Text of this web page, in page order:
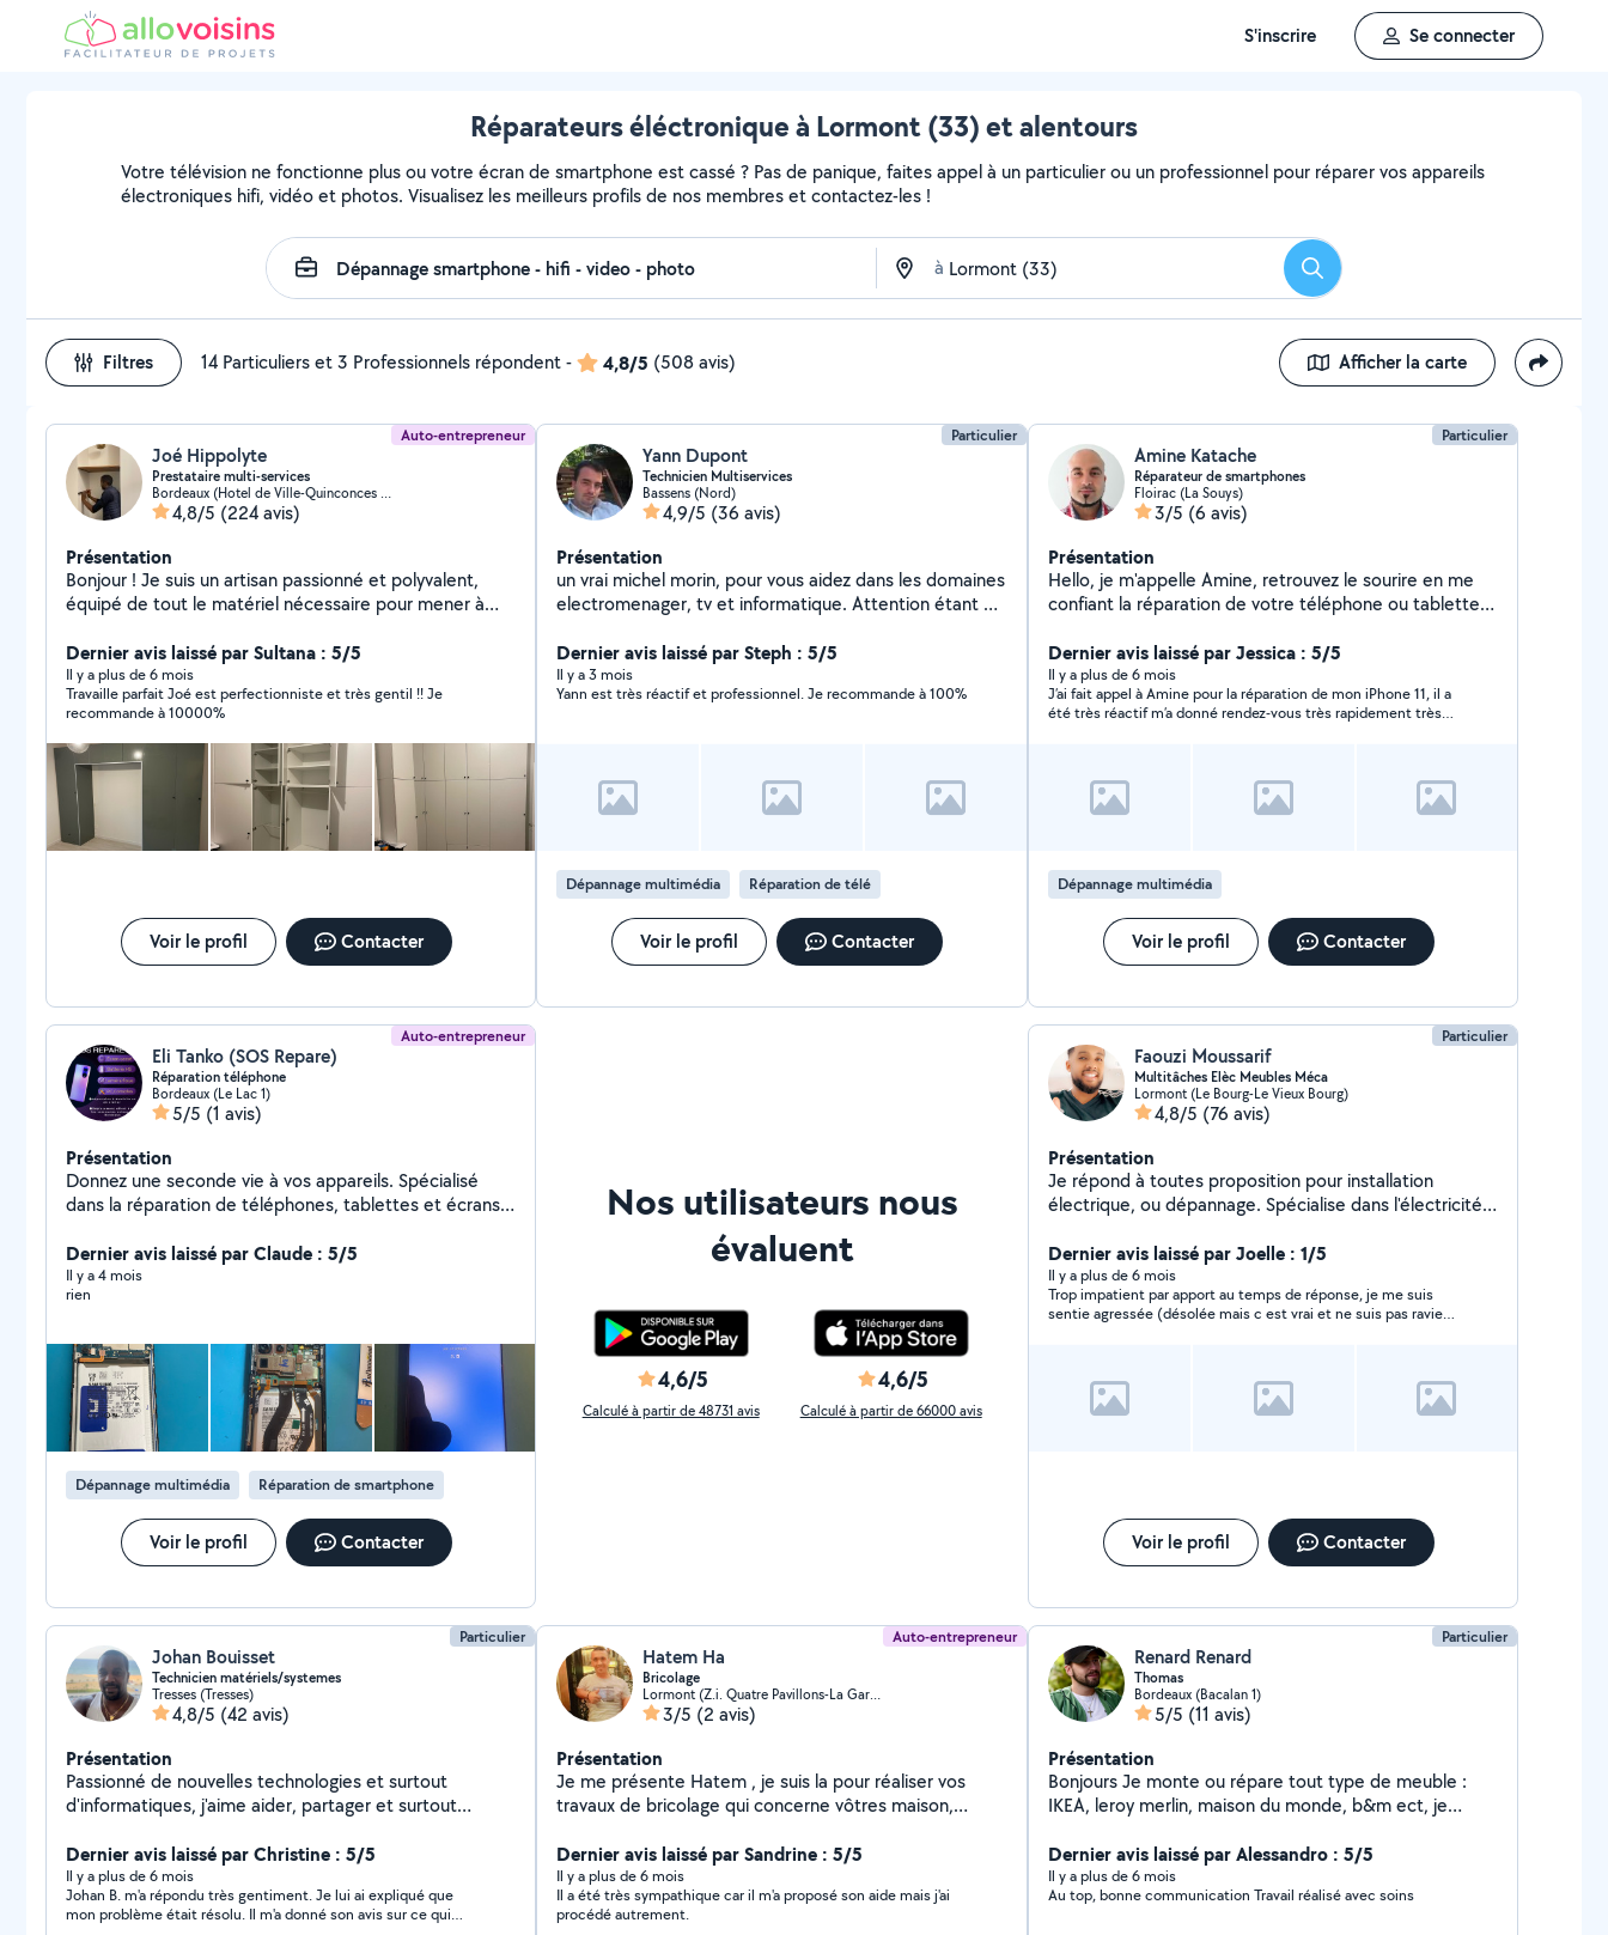
S'inscrire Se connecter
Réparateurs éléctronique à Lormont (33) et alentours
Votre télévision ne fonctionne plus ou votre écran de smartphone est cassé ? Pas de panique, faites appel à un particulier ou un professionnel pour réparer vos appareils
électroniques hifi, vidéo et photos. Visualisez les meilleurs profils de nos membres et contactez-les !
à Rechercher
Filtres 14 Particuliers et 3 Professionnels répondent- 4,8/5 (508 avis) Afficher la carte
Auto-entrepreneur
Joé Hippolyte
Prestataire multi-services
Bordeaux (Hotel de Ville-Quinconces 4)
4,8/5 (224 avis)
Présentation
Bonjour ! Je suis un artisan passionné et polyvalent,
équipé de tout le matériel nécessaire pour mener à
aménagement. Rigoureux et fiable, je m'engage à vous
fournir un travail soigné et rapide, en respectant vos
attentes. Voici quelques-unes de mes compétences
clés : Montage de dressings sur mesure Pose complète
de cuisines Raccordement d'électroménager Montage
de meubles en kit Plomberie Pose de luminaires
Bricolage divers Jardinage Déménagement Disponible
et à l'écoute, je suis là pour vous accompagner de A à
Z, quel que soit le chantier, du plus simple au plus
Dernier avis laissé par Sultana : 5/5
Il y a plus de 6 mois
Travaille parfait Joé est perfectionniste et très gentil !! Je
recommande à 10000%
Voir le profil Contacter
Particulier
Yann Dupont
Technicien Multiservices
Bassens (Nord)
4,9/5 (36 avis)
Présentation
un vrai michel morin, pour vous aidez dans les domaines
electromenager, tv et informatique. Attention étant un
car je suis bloqué à 4 réponse par mois. Bien
cordialement. Laisser votre numéro sur votre demande
privée afin que je puisse vous contacter
Dernier avis laissé par Steph : 5/5
Il y a 3 mois
Yann est très réactif et professionnel. Je recommande à 100%
Dépannage multimédia Réparation de télé
Voir le profil Contacter
Particulier
Amine Katache
Réparateur de smartphones
Floirac (La Souys)
3/5 (6 avis)
Présentation
Hello, je m'appelle Amine, retrouvez le sourire en me
confiant la réparation de votre téléphone ou tablette
dans une boutique de réparation en région parisienne,
je prends en charge et redonne vie à tout type de
panne sur toutes marques. N'hésitez pas à me
contacter pour une estimation gratuite.
Dernier avis laissé par Jessica : 5/5
Il y a plus de 6 mois
J’ai fait appel à Amine pour la réparation de mon iPhone 11, il a
été très réactif m’a donné rendez-vous très rapidement très
Dépannage multimédia
Voir le profil Contacter
Auto-entrepreneur
Eli Tanko (SOS Repare)
Réparation téléphone
Bordeaux (Le Lac 1)
5/5 (1 avis)
Présentation
Donnez une seconde vie à vos appareils. Spécialisé
dans la réparation de téléphones, tablettes et écrans
pannes : écran cassé, batterie usée ou
dysfonctionnement technique. Mon objectif est simple
: vous offrir une réparation fiable, rapide et
équipements.
Dernier avis laissé par Claude : 5/5
Il y a 4 mois
rien
Dépannage multimédia Réparation de smartphone
Voir le profil Contacter
Nos utilisateurs nous
évaluent
4,6/5
Calculé à partir de 48731 avis
4,6/5
Calculé à partir de 66000 avis
Particulier
Faouzi Moussarif
Multitâches Elèc Meubles Méca
Lormont (Le Bourg-Le Vieux Bourg)
4,8/5 (76 avis)
Présentation
Je répond à toutes proposition pour installation
électrique, ou dépannage. Spécialise dans l'électricité
fais aussi de la petite mécanique. Tout type de
Montage de meuble Travail soigné, propre, je suis
méticuleux.
Dernier avis laissé par Joelle : 1/5
Il y a plus de 6 mois
Trop impatient par apport au temps de réponse, je me suis
sentie agressée (désolée mais c est vrai et ne suis pas ravie
Voir le profil Contacter
Particulier
Johan Bouisset
Technicien matériels/systemes
Tresses (Tresses)
4,8/5 (42 avis)
Présentation
Passionné de nouvelles technologies et surtout
d'informatiques, j'aime aider, partager et surtout
même plus en informatique. Je prends mon temps,
écoute et réalise ce qui m'est demandé
Dernier avis laissé par Christine : 5/5
Il y a plus de 6 mois
Johan B. m'a répondu très gentiment. Je lui ai expliqué que
mon problème était résolu. Il m'a donné son avis sur ce qui
Auto-entrepreneur
Hatem Ha
Bricolage
Lormont (Z.i. Quatre Pavillons-La Gardette)
3/5 (2 avis)
Présentation
Je me présente Hatem , je suis la pour réaliser vos
travaux de bricolage qui concerne vôtres maison,
serai là pour tout vos demandes mes chers A très
bientôt
Dernier avis laissé par Sandrine : 5/5
Il y a plus de 6 mois
Il a été très sympathique car il m'a proposé son aide mais j'ai
procédé autrement.
Particulier
Renard Renard
Thomas
Bordeaux (Bacalan 1)
5/5 (11 avis)
Présentation
Bonjours Je monte ou répare tout type de meuble :
IKEA, leroy merlin, maison du monde, b&m ect, je
pour faire de la mécanique auto, changement de
plaquette, vidange, biellettes de direction ect.. je peux
aussi aider pour les déménagement, travaux de btp,
Dernier avis laissé par Alessandro : 5/5
Il y a plus de 6 mois
Au top, bonne communication Travail réalisé avec soins